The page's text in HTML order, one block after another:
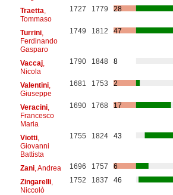
Traetta
Tommaso
1727 1779 28
Turrini,
Ferdinando
Gasparo
1749 1812 47
Vaccaj,
Nicola
1790 1848 8
Valentini,
Giuseppe
1681 1753 2
Veracini,
Francesco
Maria
1690 1768 17
Viotti,
Giovanni
Battista
1755 1824 43
Zani, Andrea 1696 1757
6
Zingarelli,
Niccolò
1752 1837 46